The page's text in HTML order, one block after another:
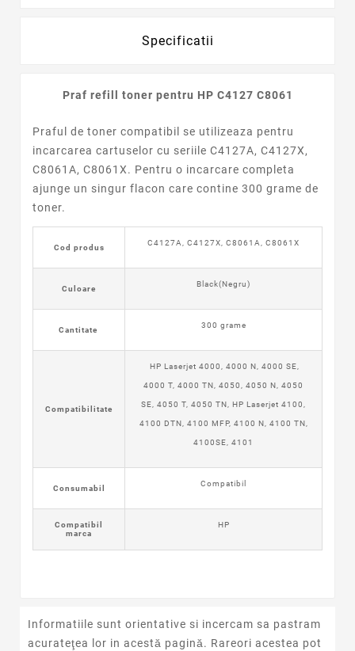
Specificatii
Praf refill toner pentru HP C4127 C8061
Praful de toner compatibil se utilizeaza pentru
incarcarea cartuselor cu seriile C4127A, C4127X,
C8061A, C8061X. Pentru o incarcare completa
ajunge un singur flacon care contine 300 grame de
toner.
Cod produs
C4127A, C4127X, C8061A, C8061X
Culoare
Black(Negru)
Cantitate
300 grame
Compatibilitate
HP Laserjet 4000, 4000 N, 4000 SE,
4000 T, 4000 TN, 4050, 4050 N, 4050
SE, 4050 T, 4050 TN, HP Laserjet 4100,
4100 DTN, 4100 MFP, 4100 N, 4100 TN,
4100SE, 4101
Consumabil
Compatibil
Compatibil
marca
HP
Informatiile sunt orientative si incercam sa pastram
acurateţea lor in acestă pagină. Rareori acestea pot